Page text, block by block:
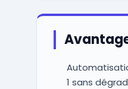
1 sans